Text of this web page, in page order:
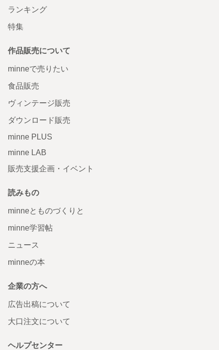
ランキング
特集
作品販売について
minneで売りたい
食品販売
ヴィンテージ販売
ダウンロード販売
minne PLUS
minne LAB
販売支援企画・イベント
読みもの
minneとものづくりと
minne学習帖
ニュース
minneの本
企業の方へ
広告出稿について
大口注文について
ヘルプセンター